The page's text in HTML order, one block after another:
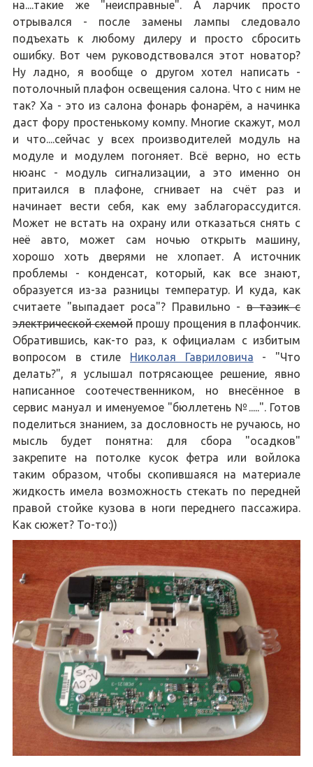
на....такие же "неисправные". А ларчик просто
отрывался - после замены лампы следовало
подъехать к любому дилеру и просто сбросить
ошибку. Вот чем руководствовался этот новатор?
Ну ладно, я вообще о другом хотел написать -
потолочный плафон освещения салона. Что с ним не
так? Ха - это из салона фонарь фонарём, а начинка
даст фору простенькому компу. Многие скажут, мол
и что....сейчас у всех производителей модуль на
модуле и модулем погоняет. Всё верно, но есть
нюанс - модуль сигнализации, а это именно он
притаился в плафоне, сгнивает на счёт раз и
начинает вести себя, как ему заблагорассудится.
Может не встать на охрану или отказаться снять с
неё авто, может сам ночью открыть машину,
хорошо хоть дверями не хлопает. А источник
проблемы - конденсат, который, как все знают,
образуется из-за разницы температур. И куда, как
считаете "выпадает роса"? Правильно - в тазик с
электрической схемойпрошу прощения в плафончик.
Обратившись, как-то раз, к официалам с избитым
вопросом в стиле Николая Гавриловича - "Что
делать?", я услышал потрясающее решение, явно
написанное соотечественником, но внесённое в
сервис мануал и именуемое "бюллетень №.....". Готов
поделиться знанием, за дословность не ручаюсь, но
мысль будет понятна: для сбора "осадков"
закрепите на потолке кусок фетра или войлока
таким образом, чтобы скопившаяся на материале
жидкость имела возможность стекать по передней
правой стойке кузова в ноги переднего пассажира.
Как сюжет? То-то:))